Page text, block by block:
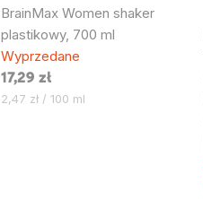
BrainMax Women shaker
plastikowy, 700 ml
Wyprzedane
17,29 zł
Cena
2,47 zł / 100 ml